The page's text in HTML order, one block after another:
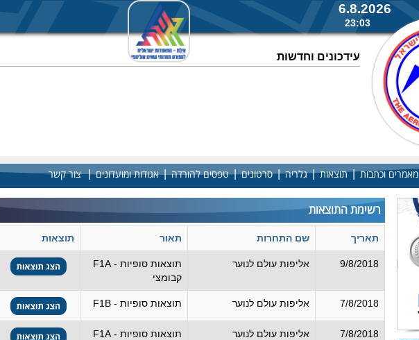
6.8.2026
23:03
עידכונים וחדשות
מאמרים וכתבות|תוצאות|גלריה|סרטונים|טפסים להורדה|אגודות ומועדונים| צור קשר
רשימת התוצאות
תאריך שם התחרות תאור תוצאות
9/8/2018 אליפות עולם לנוער
תוצאות סופיות - F1A
קבומצי
7/8/2018 אליפות עולם לנוער תוצאות סופיות - F1B
7/8/2018 אליפות עולם לנוער תוצאות סופיות - F1A